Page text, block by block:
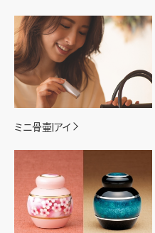
ミニ骨壷|アイ